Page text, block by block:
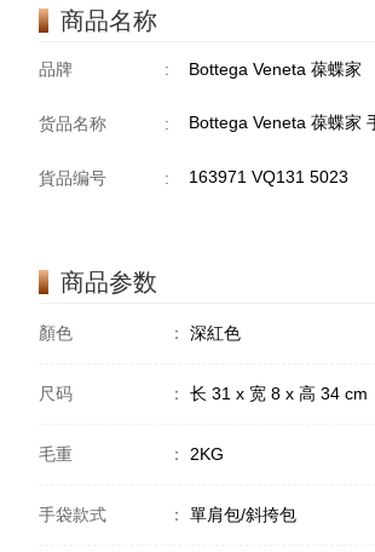
商品名称
品牌 : Bottega Veneta 葆蝶家
货品名称 : Bottega Veneta 葆蝶家
貨品编号 : 163971 VQ131 5023
商品参数
顏色 ： 深紅色
尺码 ： 长 31 x 宽 8 x 高 34 cm
毛重 ： 2KG
手袋款式 ： 單肩包/斜挎包